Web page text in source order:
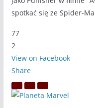
spotkać się ze Spider-
77
2
View on Facebook
Share